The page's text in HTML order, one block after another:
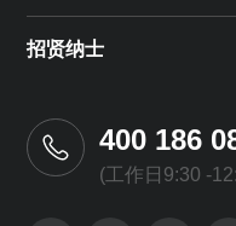
招贤纳士
400 186
(工作日9:30 -